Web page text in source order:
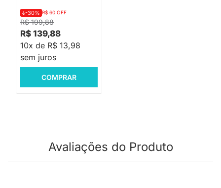
R$ 199,88
-30% R$ 60 OFF
R$ 139,88
10x de R$ 13,98
sem juros
COMPRAR
Avaliações do Produto